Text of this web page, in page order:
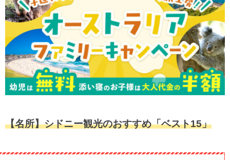
【名所】シドニー観光のおすすめ「ベスト15」